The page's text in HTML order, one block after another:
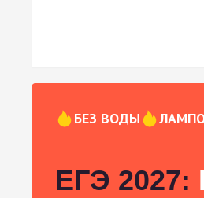
БЕЗ ВОДЫ
ЕГЭ 2027: